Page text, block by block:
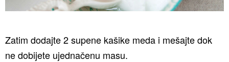
Zatim dodajte 2 supene kašike meda i mešajte dok
ne dobijete ujednačenu masu.